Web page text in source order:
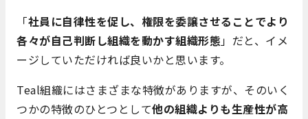
「社員に自律性を促し、権限を委譲させることでより
各々が自己判断し組織を動かす組織形態 」だと、イメ
ージしていただければ良いかと思います。
Teal組織にはさまざまな特徴がありますが、そのいく
つかの特徴のひとつとして他の組織よりも生産性が高